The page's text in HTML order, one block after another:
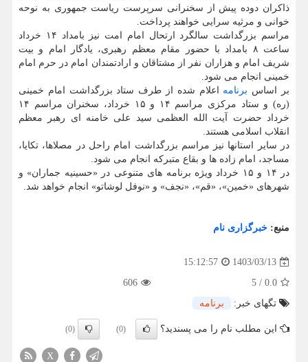
ذاکران دوده پیش از سخنرانی سرپرست ریاست جمهوری به نوحه
خوانی و مرثیه سرایی خواهند پرداخت.
مراسم بزرگداشت سالگرد ارتحال امام امت نیز بامداد ۱۴ خرداد
ساعت ۸ بامداد با حضور مقام معظم رهبری، یادگار امام و بیت
شریف امام و هزاران نفر از مشتاقان و ارادتمندان امام در حرم امام
خمینی انجام می شود.
بر اساس برنامه اعلام شده از طرف ستاد بزرگداشت امام خمینی
(ره) و ستاد مرکزی مراسم ۱۴ و ۱۵ خرداد، سخنران مراسم ۱۴
خرداد حضرت آیت الله العظمی سید علی خامنه ای رهبر معظم
انقلاب اسلامی هستند.
در سایر استانها نیز مراسم بزرگداشت امام راحل در مصلاها، تکایا،
مساجد، امام زاده ها و بقاع متبرکه انجام می شود.
در ۱۴ و ۱۵ خرداد ویژه برنامه های متنوعی در «حسینیه جماران» و
شهرهای «خمین»، «قم»، «نجف» و «نوفل لوشاتو» انجام خواهد شد.
منبع: خبرگزاری نام
1403/03/13
15:12:57
0.0
/
5
606
تگهای خبر:
برنامه
این مطلب نام را می پسندید؟ (0)
(0)
X